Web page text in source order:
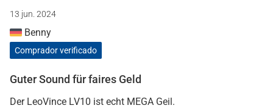
13 jun. 2024
Benny
Comprador verificado
Guter Sound für faires Geld
Der LeoVince LV10 ist echt MEGA Geil.